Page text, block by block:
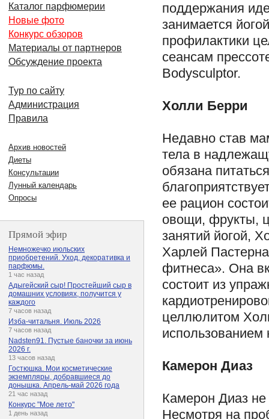
поддержания
занимается
профилактики
сеансам
Bodysculptor.
Холли Берри
Недавно став
тела в
обязана
ее рацион
овощи, фрукты,
занятий йогой,
Харлей
фитнеса». Она
состоит из
целлюлитом
использованием
Камерон Диаз
Камерон Диаз не
Несмотря на
Каталог парфюмерии
Новые фото
Конкурс обзоров
Материалы от партнеров
Обсуждение проекта
Тур по сайту
Администрация
Правила
Архив новостей
Диеты
Консультации
Лунный календарь
Опросы
Прямой эфир
Немножечко июльских
приобретений. Уход, декоративка и
парфюмы.
1 час назад
Адыгейский сыр! Простейший сыр в
домашних условиях, получится у
каждого
7 часов назад
Изба-читальня. Июль 2026
7 часов назад
Nadsten91. Пустые баночки за июнь
2026 г.
13 часов назад
Гостюшка. Мои косметические
экземпляры, добравшиеся до
донышка. Апрель-май 2026 года
21 час назад
Конкурс "Мое лето"
1 день назад